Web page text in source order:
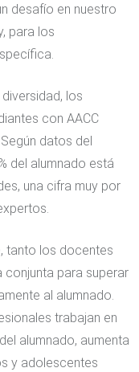
desafío en nuestro
para los
los
con AACC
datos del
del alumnado está
una cifra muy por
tanto los docentes
conjunta para superar
al alumnado.
trabajan en
alumnado, aumenta
y adolescentes